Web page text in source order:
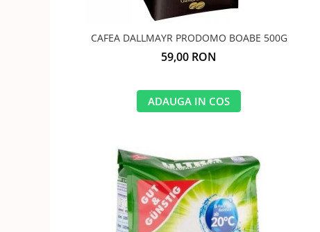
CAFEA DALLMAYR PRODOMO BOABE 500G
59,00 RON
ADAUGA IN COS